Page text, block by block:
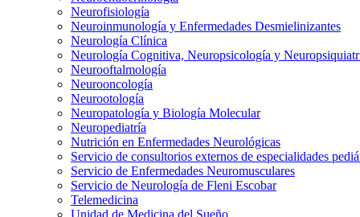
Neurofisiología
Neuroinmunología y Enfermedades Desmielinizantes
Neurología Clínica
Neurología Cognitiva, Neuropsicología y
Neurooftalmología
Neurooncología
Neurootología
Neuropatología y Biología Molecular
Neuropediatría
Nutrición en Enfermedades Neurológicas
Servicio de consultorios externos de especialidades
Servicio de Enfermedades Neuromusculares
Servicio de Neurología de Fleni Escobar
Telemedicina
Unidad de Medicina del Sueño